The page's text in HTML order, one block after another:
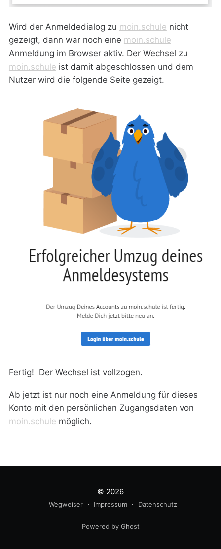
Wird der Anmeldedialog zu moin.schule nicht
gezeigt, dann war noch eine moin.schule
Anmeldung im Browser aktiv. Der Wechsel zu
moin.schule ist damit abgeschlossen und dem
Nutzer wird die folgende Seite gezeigt.
Fertig! Der Wechsel ist vollzogen.
Ab jetzt ist nur noch eine Anmeldung für dieses
Konto mit den persönlichen Zugangsdaten von
moin.schule möglich.
© 2026
Wegweiser Impressum Datenschutz
Powered by Ghost